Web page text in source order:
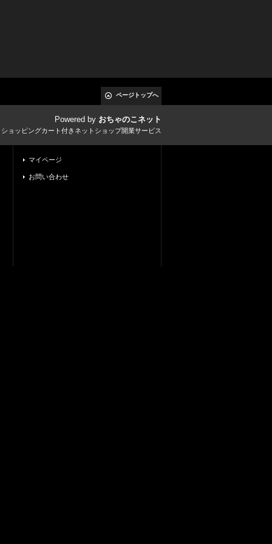
ページトップへ
Powered by おちゃのこネット
ョッピングカート付きネットショップ開業サービス
マイページ
お問い合わせ